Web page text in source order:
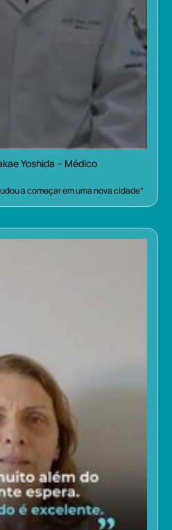
Yoshida – Médico
a começar em uma nova cidade”